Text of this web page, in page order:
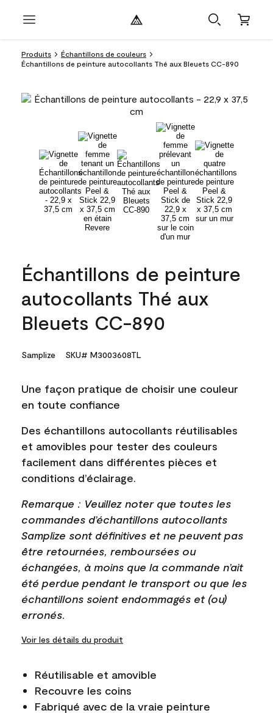
Produits
Échantillons de couleurs
Échantillons de peinture autocollants Thé aux Bleuets CC-890
Échantillons de peinture
autocollants Thé aux
Bleuets CC-890
Samplize SKU# M3003608TL
Une façon pratique de choisir une couleur
en toute confiance
Des échantillons autocollants réutilisables
et amovibles pour tester des couleurs
facilement dans différentes pièces et
conditions d’éclairage.
Remarque : Veuillez noter que toutes les
commandes d’échantillons autocollants
Samplize sont définitives et ne peuvent pas
être retournées, remboursées ou
échangées, à moins que la commande n’ait
été perdue pendant le transport ou que les
échantillons soient endommagés et (ou)
erronés.
Voir les détails du produit
Réutilisable et amovible
Recouvre les coins
Fabriqué avec de la vraie peinture